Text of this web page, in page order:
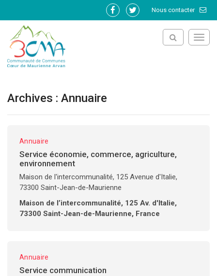
Nous contacter
Lien
Lien
Archives : Annuaire
Annuaire
Service économie, commerce, agriculture,
environnement
Maison de l'intercommunalité, 125 Avenue d'Italie,
73300 Saint-Jean-de-Maurienne
Maison de l’intercommunalité, 125 Av. d'Italie,
73300 Saint-Jean-de-Maurienne, France
Annuaire
Service communication